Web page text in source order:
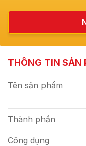
THÔNG TIN SẢN
Tên sản phẩm
Thành phần
Công dụng